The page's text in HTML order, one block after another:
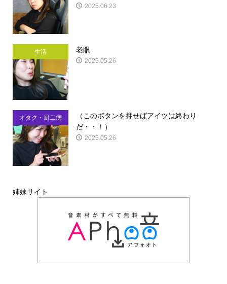
2025.06.23
生活 老眼
2025.05.26
オタク・厨二病
（このボタンを押せばアイツは終わり
だ・・！）
2025.05.26
姉妹サイト